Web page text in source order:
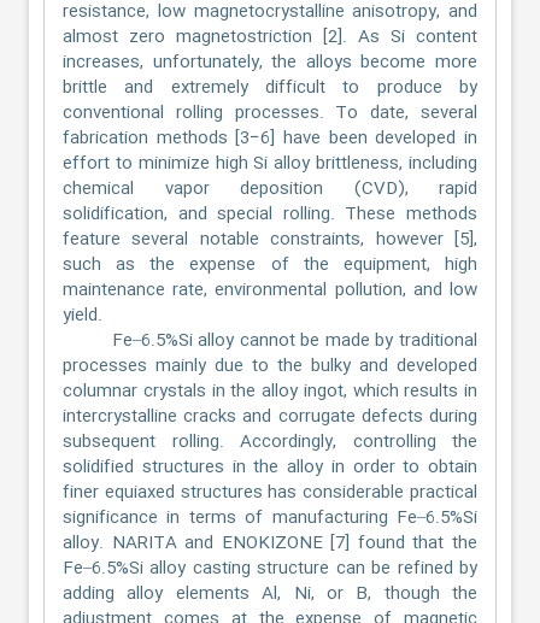
resistance, low magnetocrystalline anisotropy, and
almost zero magnetostriction [2]. As Si content
increases, unfortunately, the alloys become more
brittle and extremely difficult to produce by
conventional rolling processes. To date, several
fabrication methods [3−6] have been developed in
effort to minimize high Si alloy brittleness, including
chemical vapor deposition (CVD), rapid
solidification, and special rolling. These methods
feature several notable constraints, however [5],
such as the expense of the equipment, high
maintenance rate, environmental pollution, and low
yield.
Fe–6.5%Si alloy cannot be made by traditional
processes mainly due to the bulky and developed
columnar crystals in the alloy ingot, which results in
intercrystalline cracks and corrugate defects during
subsequent rolling. Accordingly, controlling the
solidified structures in the alloy in order to obtain
finer equiaxed structures has considerable practical
significance in terms of manufacturing Fe–6.5%Si
alloy. NARITA and ENOKIZONE [7] found that the
Fe–6.5%Si alloy casting structure can be refined by
adding alloy elements Al, Ni, or B, though the